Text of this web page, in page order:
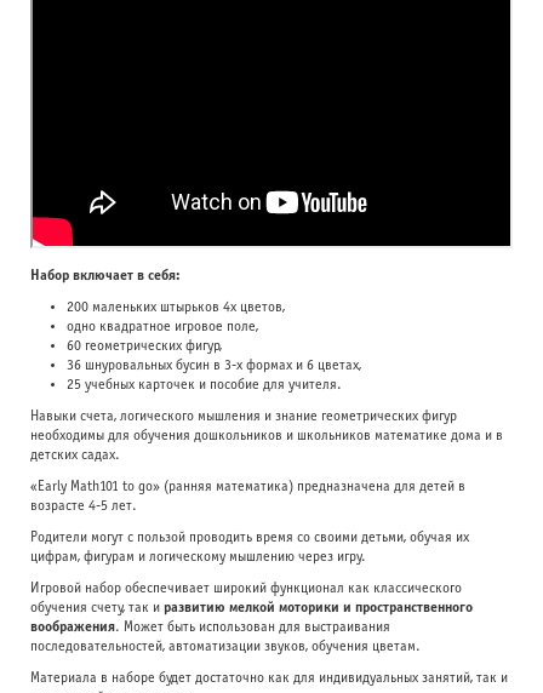
Набор включает в себя:
200 маленьких штырьков 4х цветов,
одно квадратное игровое поле,
60 геометрических фигур,
36 шнуровальных бусин в 3-х формах и 6 цветах,
25 учебных карточек и пособие для учителя.
Навыки счета, логического мышления и знание геометрических фигур
необходимы для обучения дошкольников и школьников математике дома и в
детских садах.
«Early Math101 to go» (ранняя математика) предназначена для детей в
возрасте 4-5 лет.
Родители могут с пользой проводить время со своими детьми, обучая их
цифрам, фигурам и логическому мышлению через игру.
Игровой набор обеспечивает широкий функционал как классического
обучения счету, так и развитию мелкой моторики и пространственного
воображения. Может быть использован для выстраивания
последовательностей, автоматизации звуков, обучения цветам.
Материала в наборе будет достаточно как для индивидуальных занятий, так и